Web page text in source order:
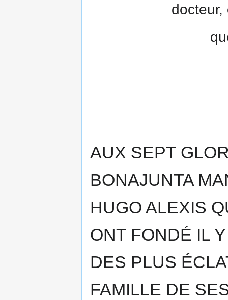
docteur,
AUX SEPT
BONAJUNTA
HUGO ALEXIS
ONT FONDÉ IL
DES PLUS
FAMILLE DE